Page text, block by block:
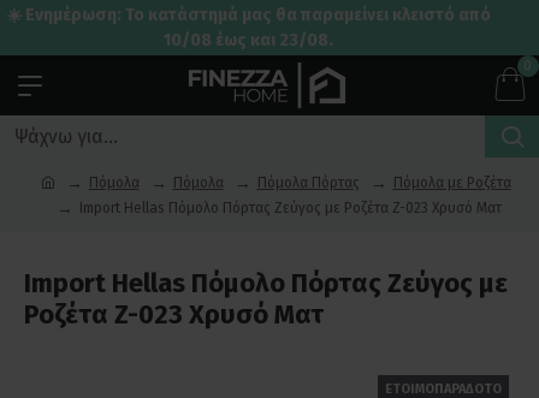
☀️ Ενημέρωση: Το κατάστημά μας θα παραμείνει κλειστό από
10/08 έως και 23/08.
0
Πόμολα Πόμολα Πόμολα Πόρτας
Πόμολα με Ροζέτα
Import Hellas Πόμολο Πόρτας Ζεύγος με Ροζέτα Z-023 Χρυσό Ματ
Import Hellas Πόμολο Πόρτας Ζεύγος με
Ροζέτα Z-023 Χρυσό Ματ
ΕΤΟΙΜΟΠΑΡΑΔΟΤΟ